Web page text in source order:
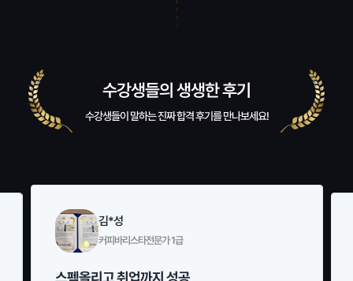
수강생들의 생생한 후기
수강생들이 말하는 진짜 합격 후기를 만나보세요!
김*성
커피바리스타전문가 1급
스펙올리고 취업까지 성공